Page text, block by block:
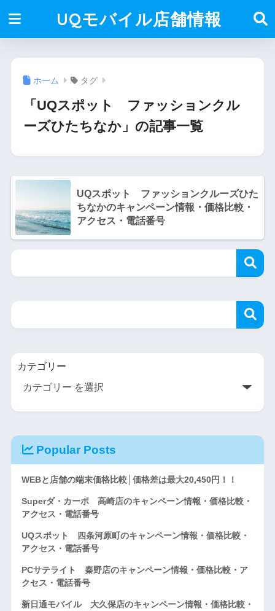
UQモバイル店舗情報
ホーム タグ
「UQスポット ファッションクル
ーズひたちなか」の記事一覧
UQスポット ファッションクルーズひた
ちなかのキャンペーン情報・価格比較・
アクセス・電話番号
カテゴリー
Popular Posts
WEBと店舗の端末価格比較│価格差は最大20,450円！！
Superダ・カーポ 高崎店のキャンペーン情報・価格比較・
アクセス・電話番号
UQスポット 四条河原町のキャンペーン情報・価格比較・
アクセス・電話番号
PCサテライト 秦野店のキャンペーン情報・価格比較・ア
クセス・電話番号
新日通モバイル 大久保店のキャンペーン情報・価格比較・